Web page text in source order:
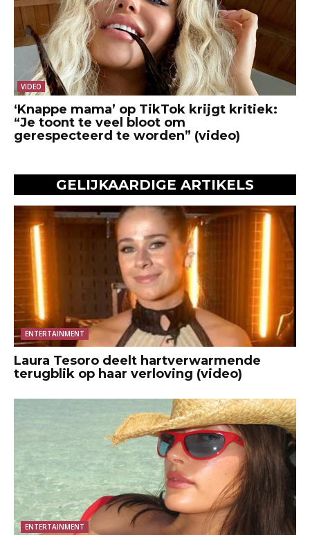
VIDEO
‘Knappe mama’ op TikTok krijgt kritiek:
“Je toont te veel bloot om
gerespecteerd te worden” (video)
GELIJKAARDIGE ARTIKELS
ENTERTAINMENT
Laura Tesoro deelt hartverwarmende
terugblik op haar verloving (video)
ENTERTAINMENT